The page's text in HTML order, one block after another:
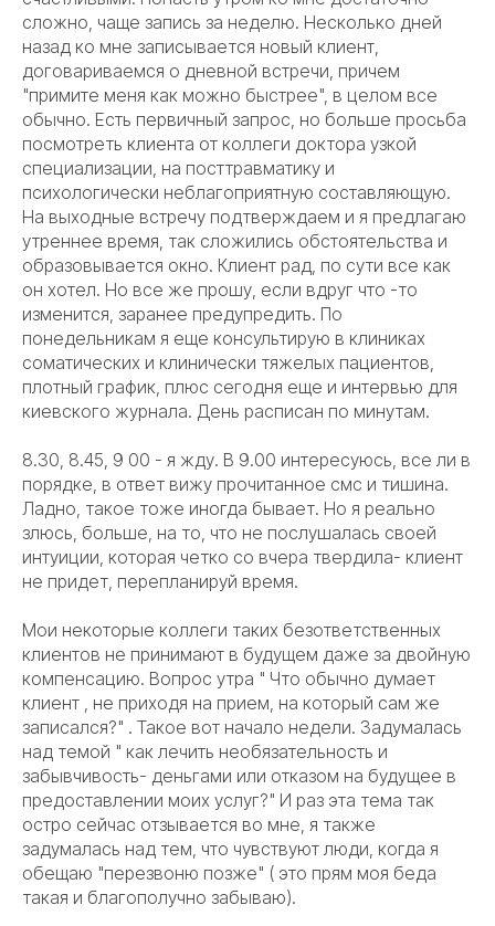
сложно, чаще запись за неделю. Несколько дней
назад ко мне записывается новый клиент,
договариваемся о дневной встречи, причем
"примите меня как можно быстрее", в целом все
обычно. Есть первичный запрос, но больше просьба
посмотреть клиента от коллеги доктора узкой
специализации, на посттравматику и
психологически неблагоприятную составляющую.
На выходные встречу подтверждаем и я предлагаю
утреннее время, так сложились обстоятельства и
образовывается окно. Клиент рад, по сути все как
он хотел. Но все же прошу, если вдруг что -то
изменится, заранее предупредить. По
понедельникам я еще консультирую в клиниках
соматических и клинически тяжелых пациентов,
плотный график, плюс сегодня еще и интервью для
киевского журнала. День расписан по минутам.
8.30, 8.45, 9 00 - я жду. В 9.00 интересуюсь, все ли в
порядке, в ответ вижу прочитанное смс и тишина.
Ладно, такое тоже иногда бывает. Но я реально
злюсь, больше, на то, что не послушалась своей
интуиции, которая четко со вчера твердила- клиент
не придет, перепланируй время.
Мои некоторые коллеги таких безответственных
клиентов не принимают в будущем даже за двойную
компенсацию. Вопрос утра " Что обычно думает
клиент , не приходя на прием, на который сам же
записался?" . Такое вот начало недели. Задумалась
над темой " как лечить необязательность и
забывчивость- деньгами или отказом на будущее в
предоставлении моих услуг?" И раз эта тема так
остро сейчас отзывается во мне, я также
задумалась над тем, что чувствуют люди, когда я
обещаю "перезвоню позже" ( это прям моя беда
такая и благополучно забываю).